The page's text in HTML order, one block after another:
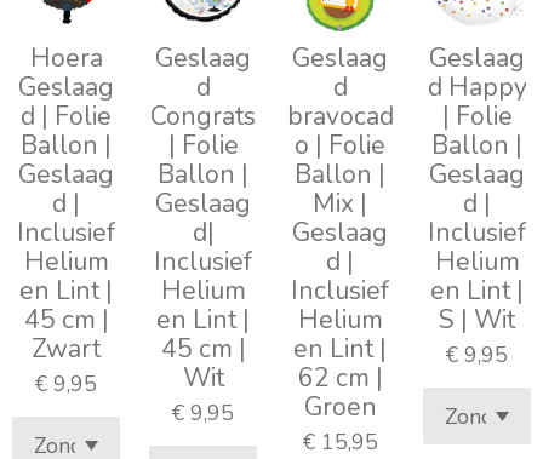
Hoera
Geslaag
d | Folie
Ballon |
Geslaag
d |
Inclusief
Helium
en Lint |
45 cm |
Zwart
€ 9,95
Geslaag
d
Congrats
| Folie
Ballon |
Geslaag
d|
Inclusief
Helium
en Lint |
45 cm |
Wit
€ 9,95
Geslaag
d
bravocad
o | Folie
Ballon |
Mix |
Geslaag
d |
Inclusief
Helium
en Lint |
62 cm |
Groen
€ 15,95
Geslaag
d Happy
| Folie
Ballon |
Geslaag
d |
Inclusief
Helium
en Lint |
S | Wit
€ 9,95